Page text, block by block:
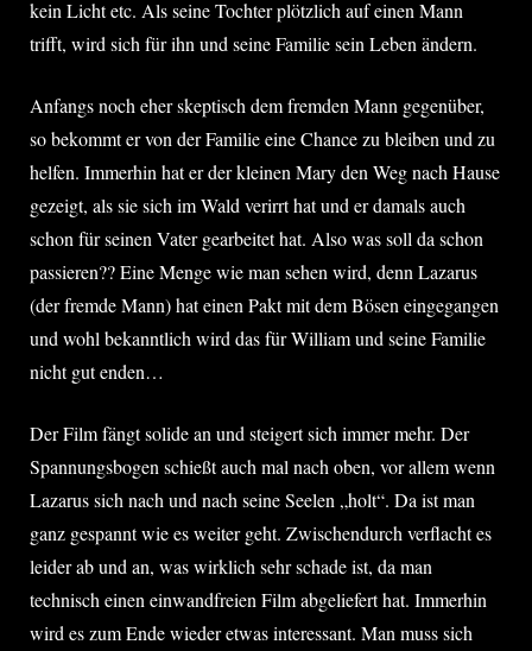
kein Licht etc. Als seine Tochter plötzlich auf einen Mann
trifft, wird sich für ihn und seine Familie sein Leben ändern.
Anfangs noch eher skeptisch dem fremden Mann gegenüber,
so bekommt er von der Familie eine Chance zu bleiben und zu
helfen. Immerhin hat er der kleinen Mary den Weg nach Hause
gezeigt, als sie sich im Wald verirrt hat und er damals auch
schon für seinen Vater gearbeitet hat. Also was soll da schon
passieren?? Eine Menge wie man sehen wird, denn Lazarus
(der fremde Mann) hat einen Pakt mit dem Bösen eingegangen
und wohl bekanntlich wird das für William und seine Familie
nicht gut enden…
Der Film fängt solide an und steigert sich immer mehr. Der
Spannungsbogen schießt auch mal nach oben, vor allem wenn
Lazarus sich nach und nach seine Seelen „holt“. Da ist man
ganz gespannt wie es weiter geht. Zwischendurch verflacht es
leider ab und an, was wirklich sehr schade ist, da man
technisch einen einwandfreien Film abgeliefert hat. Immerhin
wird es zum Ende wieder etwas interessant. Man muss sich